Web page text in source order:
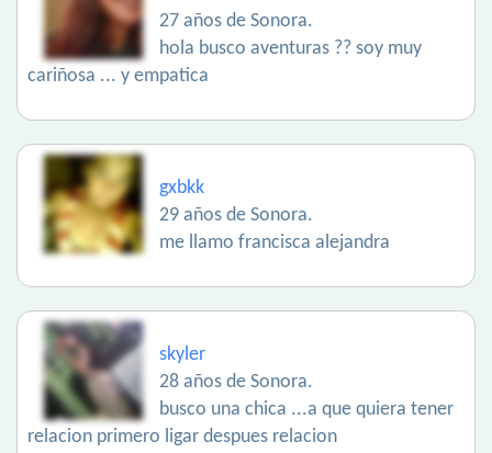
27 años de Sonora.
hola busco aventuras ?? soy muy
cariñosa ... y empatica
gxbkk
29 años de Sonora.
me llamo francisca alejandra
skyler
28 años de Sonora.
busco una chica ...a que quiera tener
relacion primero ligar despues relacion